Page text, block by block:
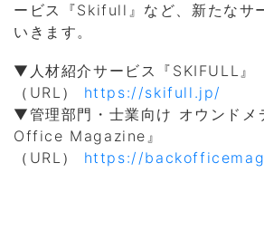
ービス『Skifull』など、新たなサ
いきます。
▼人材紹介サービス『SKIFULL』
（URL） https://skifull.jp/
▼管理部門・士業向け オウンドメ
Office Magazine』
（URL） https://